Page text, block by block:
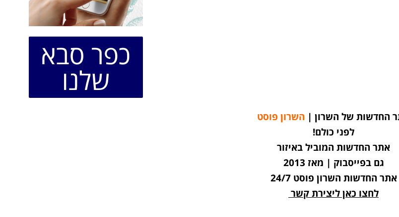
כפר סבא
שלנו
החדשות של השרון | השרון פוסט
לפני כולם!
אתר החדשות המוביל באיזור
גם בפייסבוק | מאז 2013
אתר החדשות השרון פוסט 24/7
לחצו כאן ליצירת קשר